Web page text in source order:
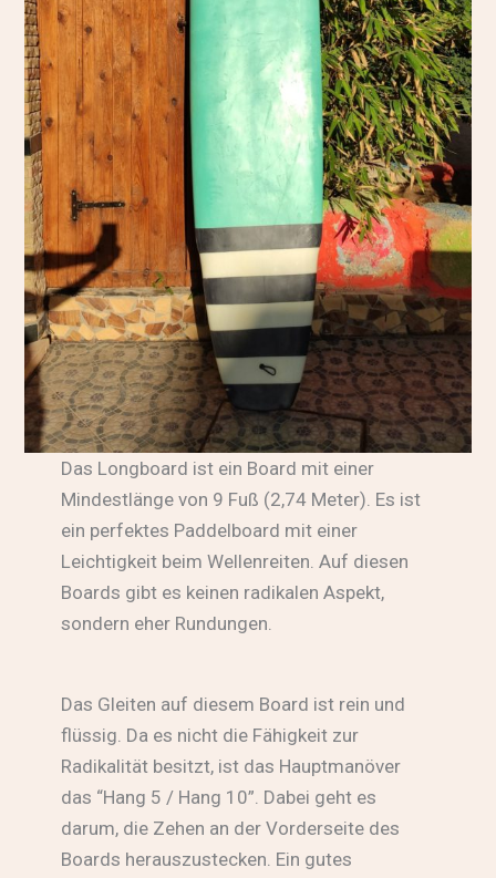
Das Longboard ist ein Board mit einer
Mindestlänge von 9 Fuß (2,74 Meter). Es ist
ein perfektes Paddelboard mit einer
Leichtigkeit beim Wellenreiten. Auf diesen
Boards gibt es keinen radikalen Aspekt,
sondern eher Rundungen.
Das Gleiten auf diesem Board ist rein und
flüssig. Da es nicht die Fähigkeit zur
Radikalität besitzt, ist das Hauptmanöver
das “Hang 5 / Hang 10”. Dabei geht es
darum, die Zehen an der Vorderseite des
Boards herauszustecken. Ein gutes